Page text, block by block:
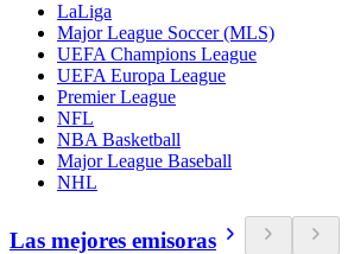
LaLiga
Major League Soccer (MLS)
UEFA Champions League
UEFA Europa League
Premier League
NFL
NBA Basketball
Major League Baseball
NHL
Las mejores emisoras